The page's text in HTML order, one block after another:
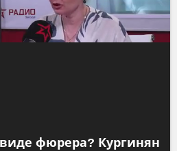
виде фюрера? Кургинян